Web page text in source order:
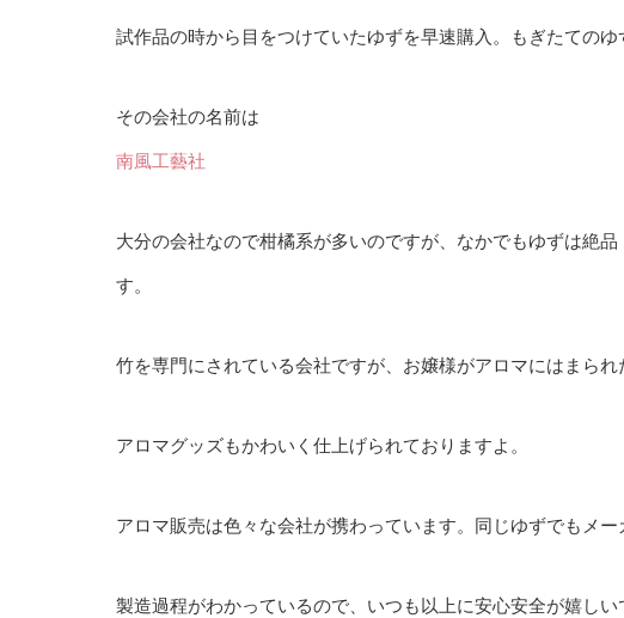
試作品の時から目をつけていたゆずを早速購入。もぎたてのゆ
その会社の名前は
南風工藝社
大分の会社なので柑橘系が多いのですが、なかでもゆずは絶
す。
竹を専門にされている会社ですが、お嬢様がアロマにはまられ
アロマグッズもかわいく仕上げられておりますよ。
アロマ販売は色々な会社が携わっています。同じゆずでもメー
製造過程がわかっているので、いつも以上に安心安全が嬉しい